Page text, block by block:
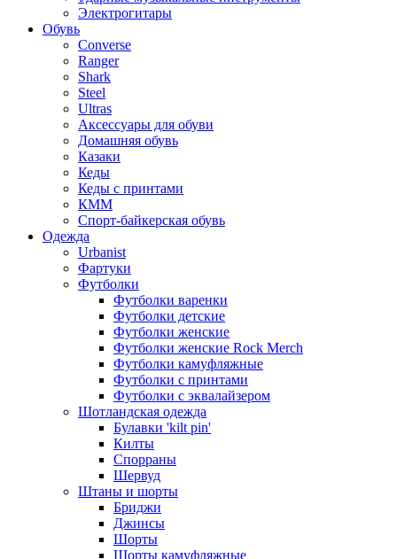
Электрогитары
Обувь
Converse
Ranger
Shark
Steel
Ultras
Аксессуары для обуви
Домашняя обувь
Казаки
Кеды
Кеды с принтами
КММ
Спорт-байкерская обувь
Одежда
Urbanist
Фартуки
Футболки
Футболки варенки
Футболки детские
Футболки женские
Футболки женские Rock Merch
Футболки камуфляжные
Футболки с принтами
Футболки с эквалайзером
Шотландская одежда
Булавки 'kilt pin'
Килты
Спорраны
Шервуд
Штаны и шорты
Бриджи
Джинсы
Шорты
Шорты камуфляжные